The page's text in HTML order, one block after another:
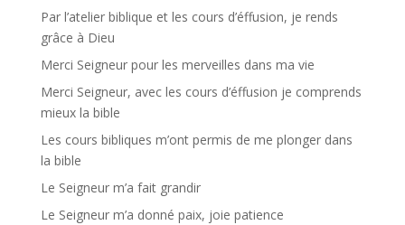
Par l’atelier biblique et les cours d’éffusion, je rends
grâce à Dieu
Merci Seigneur pour les merveilles dans ma vie
Merci Seigneur, avec les cours d’éffusion je comprends
mieux la bible
Les cours bibliques m’ont permis de me plonger dans
la bible
Le Seigneur m’a fait grandir
Le Seigneur m’a donné paix, joie patience